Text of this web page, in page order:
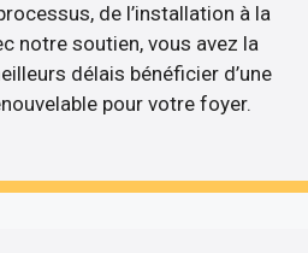
de l’installation à la
notre soutien, vous avez la
délais bénéficier d’une
pour votre foyer.